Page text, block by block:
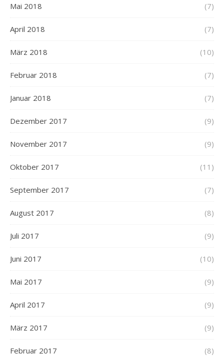
Mai 2018 (7)
April 2018 (7)
März 2018 (10)
Februar 2018 (7)
Januar 2018 (7)
Dezember 2017 (9)
November 2017 (9)
Oktober 2017 (11)
September 2017 (7)
August 2017 (8)
Juli 2017 (9)
Juni 2017 (10)
Mai 2017 (9)
April 2017 (9)
März 2017 (9)
Februar 2017 (8)